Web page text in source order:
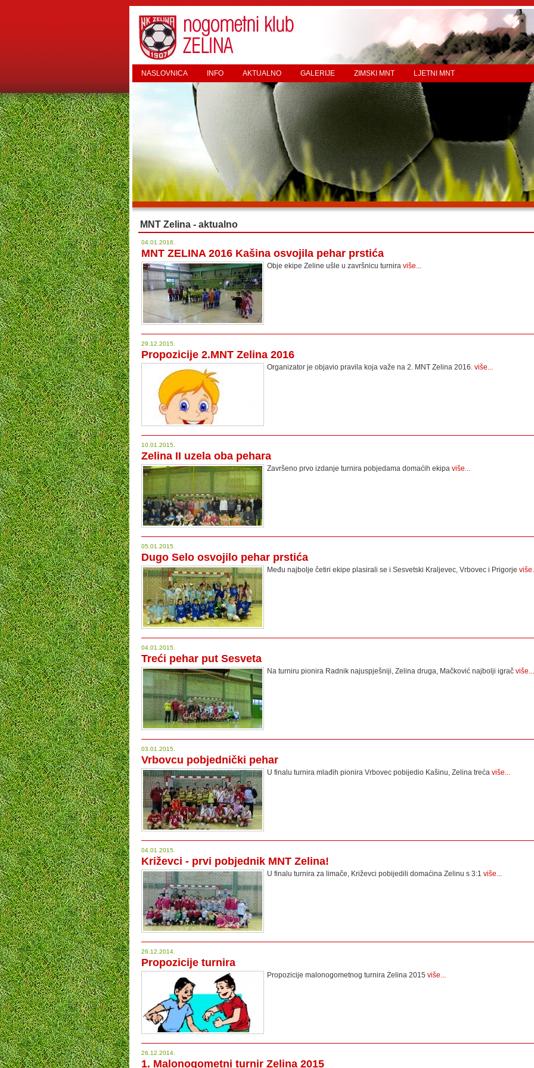
NASLOVNICA INFO AKTUALNO GALERIJE ZIMSKI MNT LJETNI MNT
MNT Zelina - aktualno
04.01.2016.
MNT ZELINA 2016 Kašina osvojila pehar prstića
Obje ekipe Zeline ušle u završnicu turnira više...
29.12.2015.
Propozicije 2.MNT Zelina 2016
Organizator je objavio pravila koja važe na 2. MNT Zelina 2016. više...
10.01.2015.
Zelina II uzela oba pehara
Završeno prvo izdanje turnira pobjedama domaćih ekipa više...
05.01.2015.
Dugo Selo osvojilo pehar prstića
Među najbolje četiri ekipe plasirali se i Sesvetski Kraljevec, Vrbovec i Prigorje
04.01.2015.
Treći pehar put Sesveta
Na turniru pionira Radnik najuspješniji, Zelina druga, Mačković najbolji igrač više...
03.01.2015.
Vrbovcu pobjednički pehar
U finalu turnira mlađih pionira Vrbovec pobijedio Kašinu, Zelina treća više...
04.01.2015.
Križevci - prvi pobjednik MNT Zelina!
U finalu turnira za limače, Križevci pobijedili domaćina Zelinu s 3:1 više...
26.12.2014.
Propozicije turnira
Propozicije malonogometnog turnira Zelina 2015 više...
26.12.2014.
1. Malonogometni turnir Zelina 2015